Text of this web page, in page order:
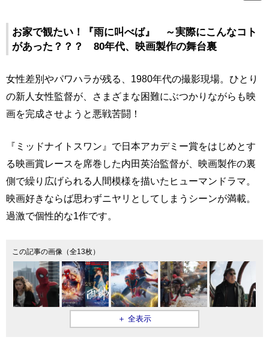
お家で観たい！『雨に叫べば』 ～実際にこんなコト
があった？？？ 80年代、映画製作の舞台裏
女性差別やパワハラが残る、1980年代の撮影現場。ひとり
の新人女性監督が、さまざまな困難にぶつかりながらも映
画を完成させようと悪戦苦闘！
『ミッドナイトスワン』で日本アカデミー賞をはじめとす
る映画賞レースを席巻した内田英治監督が、映画製作の裏
側で繰り広げられる人間模様を描いたヒューマンドラマ。
映画好きならば思わずニヤリとしてしまうシーンが満載。
過激で個性的な1作です。
この記事の画像（全13枚）
＋ 全表示